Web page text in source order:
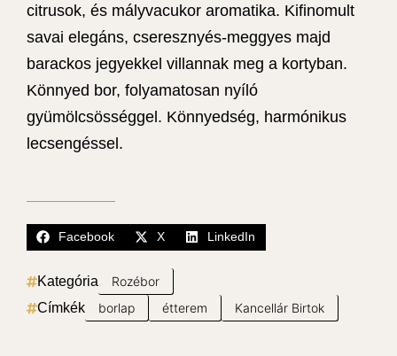
citrusok, és mályvacukor aromatika. Kifinomult
savai elegáns, cseresznyés-meggyes majd
barackos jegyekkel villannak meg a kortyban.
Könnyed bor, folyamatosan nyíló
gyümölcsösséggel. Könnyedség, harmónikus
lecsengéssel.
Facebook X LinkedIn
Kategória
Rozébor
Címkék
borlap étterem Kancellár Birtok